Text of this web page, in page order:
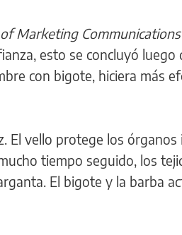
Marketing Communications
esto se concluyó luego
con bigote, hiciera más
El vello protege los
tiempo seguido, los
El bigote y la barba